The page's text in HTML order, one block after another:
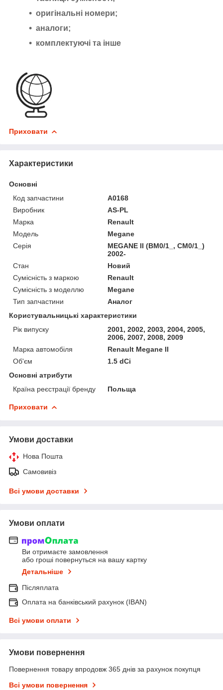
оригінальні номери;
аналоги;
комплектуючі та інше
Приховати
Характеристики
Основні
Код запчастини
A0168
Виробник
AS-PL
Марка
Renault
Модель
Megane
Серія
MEGANE II (BM0/1_, CM0/1_)
2002-
Стан
Новий
Сумісність з маркою
Renault
Сумісність з моделлю
Megane
Тип запчастини
Аналог
Користувальницькі характеристики
Рік випуску
2001, 2002, 2003, 2004, 2005,
2006, 2007, 2008, 2009
Марка автомобіля
Renault Megane II
Об'єм
1.5 dCi
Основні атрибути
Країна реєстрації бренду
Польща
Приховати
Умови доставки
Нова Пошта
Самовивіз
Всі умови доставки
Умови оплати
Ви отримаєте замовлення
або гроші повернуться на вашу картку
Детальніше
Післяплата
Оплата на банківський рахунок (IBAN)
Всі умови оплати
Умови повернення
Повернення товару впродовж 365 днів за рахунок покупця
Всі умови повернення